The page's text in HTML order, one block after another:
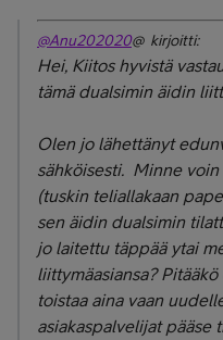
@Anu202020@ kirjoitti:
Hei, Kiitos hyvistä
tämä dualsimin äidin
Olen jo lähettänyt
sähköisesti. Minne voin
(tuskin teliallakaan
sen äidin dualsimin
jo laitettu täppää ytai
liittymäasiansa?
toistaa aina vaan
asiakaspalvelijat pääse